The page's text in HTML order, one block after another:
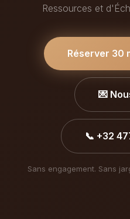
Ressources et
Réserver 30
💌
📞 +32
Sans engagement. Sans